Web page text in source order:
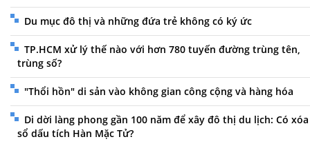
Du mục đô thị và những đứa trẻ không có ký ức
TP.HCM xử lý thế nào với hơn 780 tuyến đường trùng tên,
trùng số?
"Thổi hồn" di sản vào không gian công cộng và hàng hóa
Di dời làng phong gần 100 năm để xây đô thị du lịch: Có xóa
sổ dấu tích Hàn Mặc Tử?